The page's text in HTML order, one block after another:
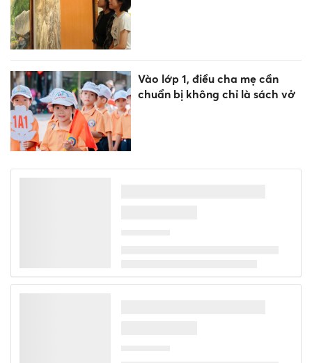
Vào lớp 1, điều cha mẹ cần
chuẩn bị không chỉ là sách vở